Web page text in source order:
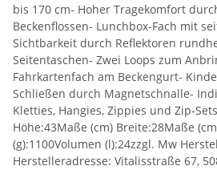
bis 170 cm- Hoher Tragekomfort
Beckenflossen- Lunchbox-Fach mit
Sichtbarkeit durch Reflektoren
Seitentaschen- Zwei Loops zum
Fahrkartenfach am Beckengurt-
Schließen durch Magnetschnalle-
Kletties, Hangies, Zippies und Zip-
Höhe:43Maße (cm) Breite:28Maße
(g):1100Volumen (l):24zzgl. Mw
Herstelleradresse: Vitalisstraße 67,